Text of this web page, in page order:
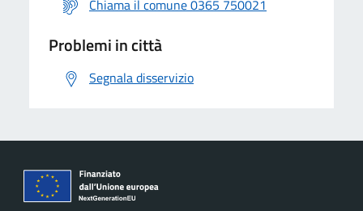
Chiama il comune 0365 750021
Problemi in città
Segnala disservizio